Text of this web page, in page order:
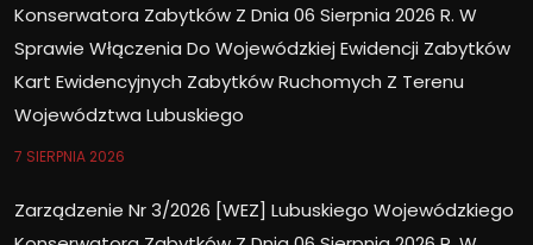
Konserwatora Zabytków Z Dnia 06 Sierpnia 2026 R. W
Sprawie Włączenia Do Wojewódzkiej Ewidencji Zabytków
Kart Ewidencyjnych Zabytków Ruchomych Z Terenu
Województwa Lubuskiego
7 SIERPNIA 2026
Zarządzenie Nr 3/2026 [WEZ] Lubuskiego Wojewódzkiego